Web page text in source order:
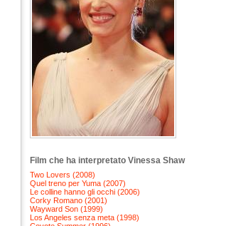
Film che ha interpretato Vinessa Shaw
Two Lovers (2008)
Quel treno per Yuma (2007)
Le colline hanno gli occhi (2006)
Corky Romano (2001)
Wayward Son (1999)
Los Angeles senza meta (1998)